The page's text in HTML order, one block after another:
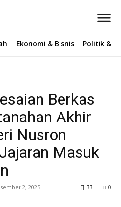
Ekonomi & Bisnis Politik &
Berkas
Akhir
Nusron
Masuk
2, 2025 0
33